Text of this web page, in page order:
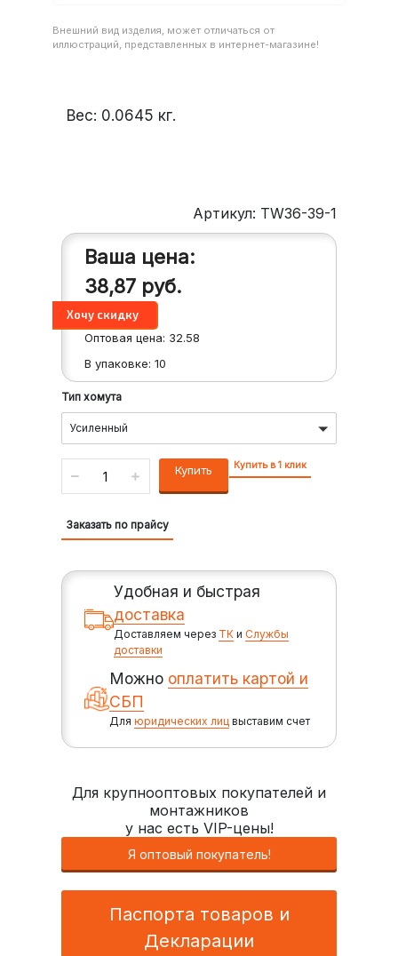
Внешний вид изделия, может отличаться от
иллюстраций, представленных в интернет-магазине!
Вес: 0.0645 кг.
Артикул: TW36-39-1
Ваша цена:
38,87 руб.
Оптовая цена: 32.58
В упаковке: 10
Тип хомута
Усиленный
Купить Купить в 1 клик
Заказать по прайсу
Удобная и быстрая
доставка
Доставляем через ТК иСлужбы
доставки
Можно оплатить картой и
СБП
Дляюридических лиц выставим счет
Для крупнооптовых покупателей и
монтажников
у нас есть VIP-цены!
Я оптовый покупатель!
Паспорта товаров и
Декларации